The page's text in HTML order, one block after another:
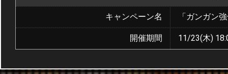
キャンペーン名 「ガンガン
開催期間 11/23(木)